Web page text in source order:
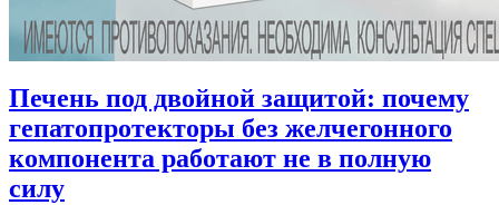
Печень под двойной защитой: почему
гепатопротекторы без желчегонного
компонента работают не в полную
силу